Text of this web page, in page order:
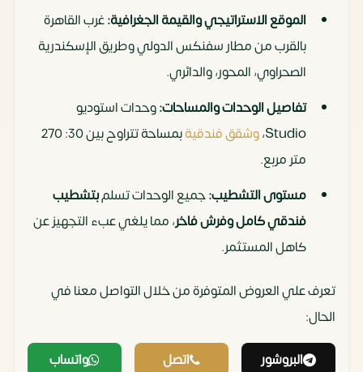
الموقع الاستراتيجي والقيمة الجغرافية:غرب القاهرة
بالقرب من مطار سفنكس الدولي وطريق الإسكندرية
الصحراوي، المحور، والدائري.
تفاصيل الوحدات والمساحات:وحدات استوديو
Studio، وشقق فندقية
بمساحة تتراوح بين 30: 270
متر مربع.
مستوى التشطيب:جميع الوحدات تسلمبتشطيب
فندقي كامل وفرش فاخر، مما يلغي عبء التجهيز عن
كاهل المستثمر.
تعرف علي العروض المتوفرة من خلال التواصل معنا في
الحال:
البروشور اتصل واتساب